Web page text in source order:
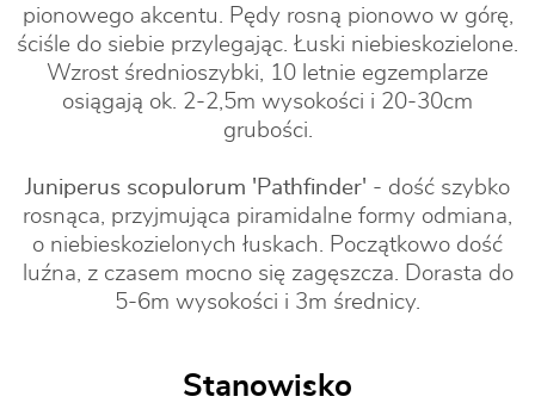
pionowego akcentu. Pędy rosną pionowo w górę,
ściśle do siebie przylegając. Łuski niebieskozielone.
Wzrost średnioszybki, 10 letnie egzemplarze
osiągają ok. 2-2,5m wysokości i 20-30cm
grubości.
Juniperus scopulorum 'Pathfinder' - dość szybko
rosnąca, przyjmująca piramidalne formy odmiana,
o niebieskozielonych łuskach. Początkowo dość
luźna, z czasem mocno się zagęszcza. Dorasta do
5-6m wysokości i 3m średnicy.
Stanowisko